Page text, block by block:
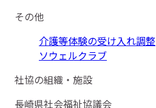
その他
介護等体験の受け入れ調整
ソウェルクラブ
社協の組織・施設
長崎県社会福祉協議会